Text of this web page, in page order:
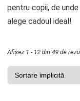
pentru copii, de
alege cadoul ideal!
Afișez 1 - 12 din 49 de